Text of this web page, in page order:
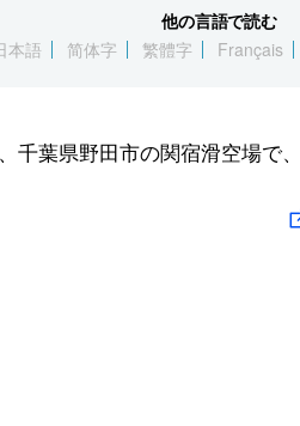
他の言語で読む
本語 简体字 繁體字 Français
千葉県野田市の関宿滑空場で